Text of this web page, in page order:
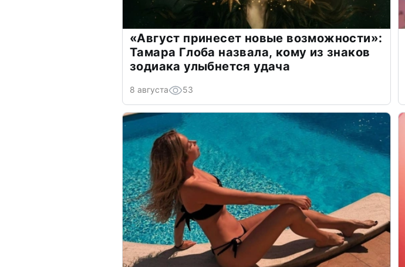
«Август принесет новые возможности»:
Тамара Глоба назвала, кому из знаков
зодиака улыбнется удача
8 августа 53